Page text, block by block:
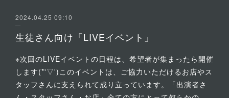
2024.04.25 09:10
生徒さん向け「LIVEイベント」
※次回のLIVEイベントの日程は、希望者が集まったら開催
します(*'▽')このイベントは、ご協力いただけるお店やス
タッフさんに支えられて成り立っています。「出演者さ